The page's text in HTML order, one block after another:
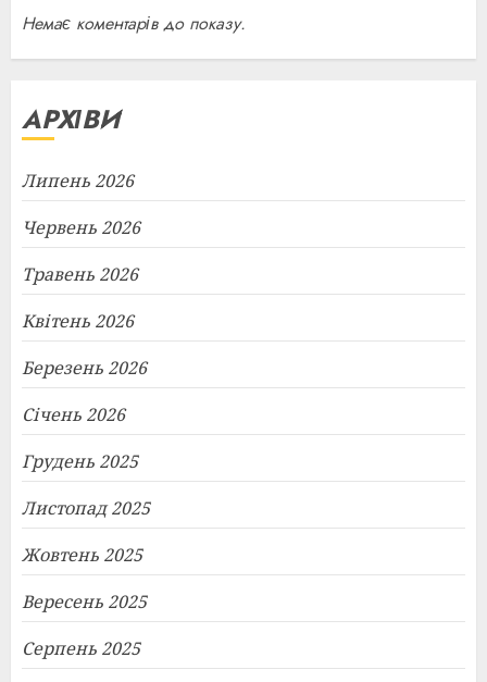
Немає коментарів до показу.
АРХІВИ
Липень 2026
Червень 2026
Травень 2026
Квітень 2026
Березень 2026
Січень 2026
Грудень 2025
Листопад 2025
Жовтень 2025
Вересень 2025
Серпень 2025